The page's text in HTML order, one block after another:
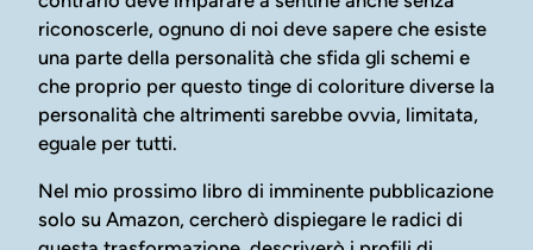
riconoscerle, ognuno di noi deve sapere che esiste
una parte della personalità che sfida gli schemi e
che proprio per questo tinge di coloriture diverse la
personalità che altrimenti sarebbe ovvia, limitata,
eguale per tutti.
Nel mio prossimo libro di imminente pubblicazione
solo su Amazon, cercherò dispiegare le radici di